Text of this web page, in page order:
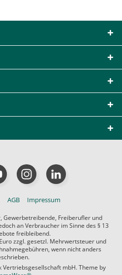
AGB Impressum
Gewerbetreibende, Freiberufler und
an Verbraucher im Sinne des § 13
freibleibend.
zzgl. gesetzl. Mehrwertsteuer und
wenn nicht anders
mbH. Theme by